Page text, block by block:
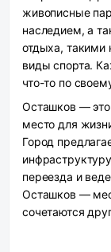
живописные
наследием, а
отдыха, такими
виды спорта.
что-то по
Осташков — это
место для
Город
переезда и
Осташков —
сочетаются